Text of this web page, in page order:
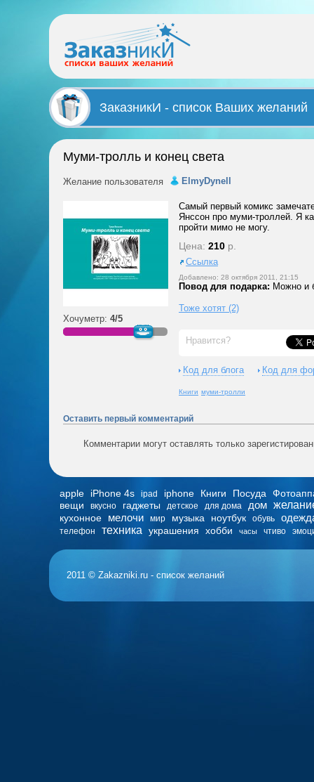
ЗаказникИ - список Ваших желаний
Муми-тролль и конец света
Желание пользователя ElmyDynell
Хочуметр: 4/5
Самый первый комикс
Янссон про муми-троллей. Я
пройти мимо не могу.
Цена: 210 р.
Ссылка
Добавлено: 28 октября 2011, 21:15
Повод для подарка: Можно и
Тоже хотят (2)
Нравится?
Код для блога Код для
Книги муми-тролли
Оставить первый комментарий
Комментарии могут оставлять только
apple iPhone 4s ipad iphone Книги Посуда
вещи
вкусно гаджеты детское для дома дом
кухонное мелочи мир музыка ноутбук обувь
телефон техника украшения хобби часы чтиво
2011 © Zakazniki.ru - список желаний